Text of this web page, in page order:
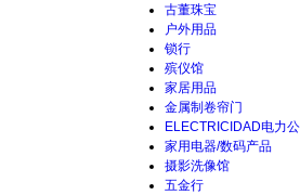
古董珠宝
户外用品
锁行
殡仪馆
家居用品
金属制卷帘门
ELECTRICIDAD电力
家用电器/数码产品
摄影洗像馆
五金行